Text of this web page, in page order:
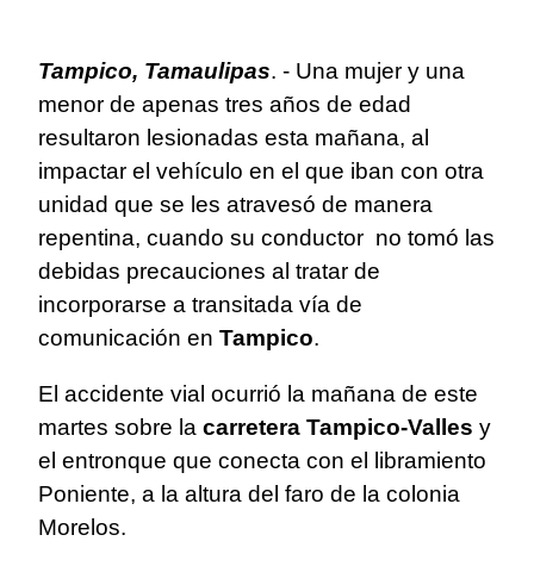
Tampico, Tamaulipas. - Una mujer y una
menor de apenas tres años de edad
resultaron lesionadas esta mañana, al
impactar el vehículo en el que iban con otra
unidad que se les atravesó de manera
repentina, cuando su conductor no tomó las
debidas precauciones al tratar de
incorporarse a transitada vía de
comunicación en Tampico.
El accidente vial ocurrió la mañana de este
martes sobre la carretera Tampico-Valles y
el entronque que conecta con el libramiento
Poniente, a la altura del faro de la colonia
Morelos.